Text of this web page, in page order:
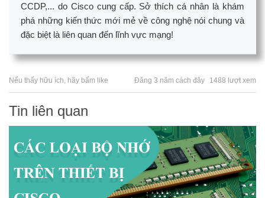
CCDP,... do Cisco cung cấp. Sở thích cá nhân là khám
phá những kiến thức mới mẻ về công nghệ nói chung và
đặc biệt là liên quan đến lĩnh vực mạng!
Nếu thấy hữu ích, hãy bấm like Đăng 3 năm cách đây 1488 lượt xem
Tin liên quan